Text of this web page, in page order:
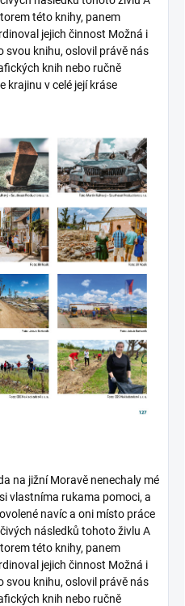
této knihy, panem
jejich činnost Možná i
svou knihu, oslovil právě nás
knih nebo ručně
krajinu v celé její kráse
na jižní Moravě nenechaly mé
vlastníma rukama pomoci, a
navíc a oni místo práce
následků tohoto živlu A
této knihy, panem
jejich činnost Možná i
svou knihu, oslovil právě nás
knih nebo ručně